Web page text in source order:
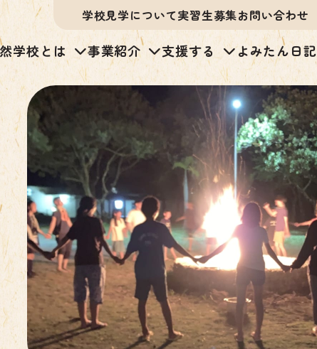
学校見学について実習生募集お問い合わせ
学校とは 事業紹介 支援する よみたん日記